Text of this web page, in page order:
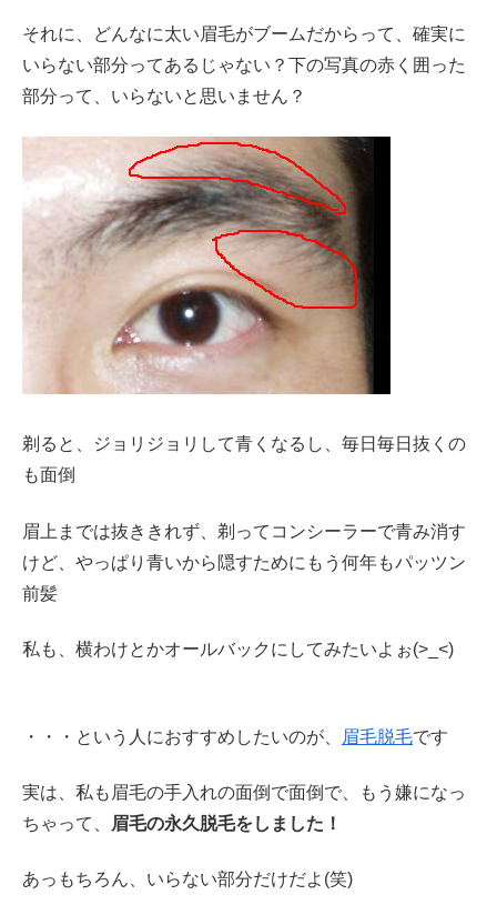
それに、どんなに太い眉毛がブームだからって、確実に
いらない部分ってあるじゃない？下の写真の赤く囲った
部分って、いらないと思いません？
剃ると、ジョリジョリして青くなるし、毎日毎日抜くの
も面倒
眉上までは抜ききれず、剃ってコンシーラーで青み消す
けど、やっぱり青いから隠すためにもう何年もパッツン
前髪
私も、横わけとかオールバックにしてみたいよぉ(>_<)
・・・という人におすすめしたいのが、 眉毛脱毛です
実は、私も眉毛の手入れの面倒で面倒で、もう嫌になっ
ちゃって、
眉毛の永久脱毛をしました！
あっもちろん、いらない部分だけだよ(笑)